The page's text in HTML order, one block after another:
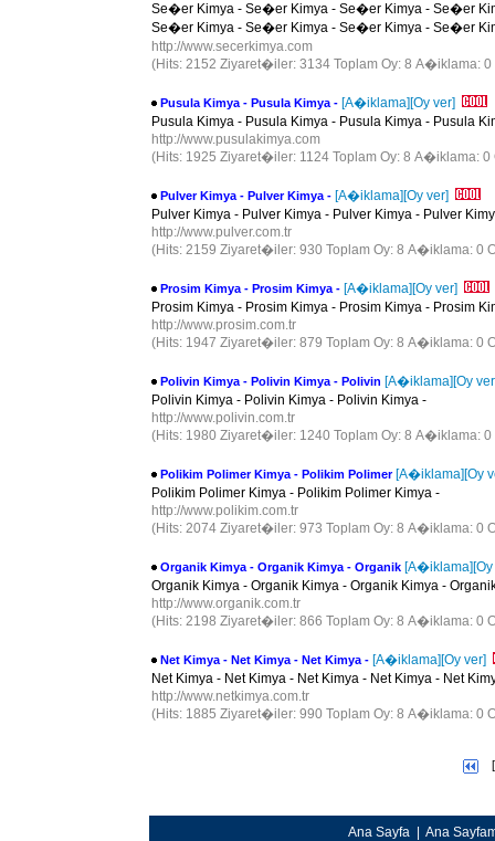
Se�er Kimya - Se�er Kimya - Se�er Kimya - Se�er
Se�er Kimya - Se�er Kimya - Se�er Kimya - Se�er
http://www.secerkimya.com
(Hits: 2152 Ziyaret�iler: 3134 Toplam Oy: 8 A�iklama:
Pusula Kimya - Pusula Kimya - [A�iklama][Oy ver]
Pusula Kimya - Pusula Kimya - Pusula Kimya - Pusula
http://www.pusulakimya.com
(Hits: 1925 Ziyaret�iler: 1124 Toplam Oy: 8 A�iklama:
Pulver Kimya - Pulver Kimya - [A�iklama][Oy ver]
Pulver Kimya - Pulver Kimya - Pulver Kimya - Pulver
http://www.pulver.com.tr
(Hits: 2159 Ziyaret�iler: 930 Toplam Oy: 8 A�iklama: 0
Prosim Kimya - Prosim Kimya - [A�iklama][Oy ver]
Prosim Kimya - Prosim Kimya - Prosim Kimya - Prosim
http://www.prosim.com.tr
(Hits: 1947 Ziyaret�iler: 879 Toplam Oy: 8 A�iklama: 0
Polivin Kimya - Polivin Kimya - Polivin [A�iklama][Oy
Polivin Kimya - Polivin Kimya - Polivin Kimya -
http://www.polivin.com.tr
(Hits: 1980 Ziyaret�iler: 1240 Toplam Oy: 8 A�iklama:
Polikim Polimer Kimya - Polikim Polimer [A�iklama][Oy
Polikim Polimer Kimya - Polikim Polimer Kimya -
http://www.polikim.com.tr
(Hits: 2074 Ziyaret�iler: 973 Toplam Oy: 8 A�iklama: 0
Organik Kimya - Organik Kimya - Organik [A�iklama]
Organik Kimya - Organik Kimya - Organik Kimya -
http://www.organik.com.tr
(Hits: 2198 Ziyaret�iler: 866 Toplam Oy: 8 A�iklama: 0
Net Kimya - Net Kimya - Net Kimya - [A�iklama][Oy ver]
Net Kimya - Net Kimya - Net Kimya - Net Kimya - Net
http://www.netkimya.com.tr
(Hits: 1885 Ziyaret�iler: 990 Toplam Oy: 8 A�iklama: 0
[
Ana Sayfa Ana